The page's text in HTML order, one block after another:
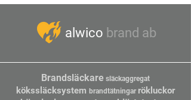
alwico brand ab
Brandsläckare släckaggregat
kökssläcksystem brandtätningar rökluckor